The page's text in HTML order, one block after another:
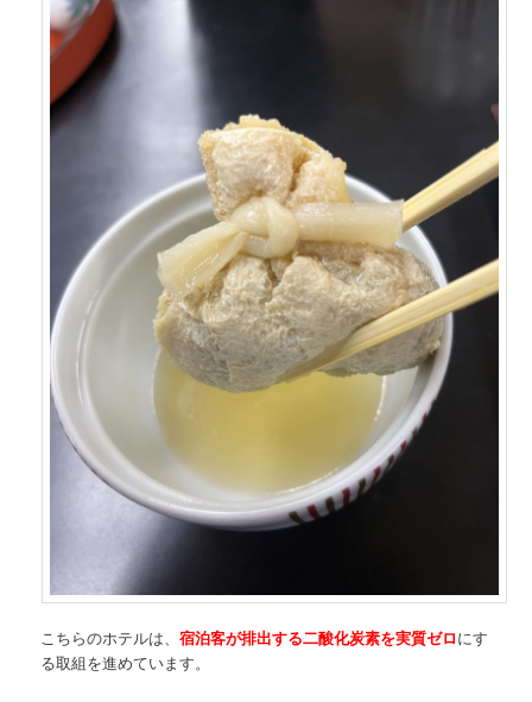
こちらのホテルは、宿泊客が排出する二酸化炭素を実質ゼロにす
る取組を進めています。